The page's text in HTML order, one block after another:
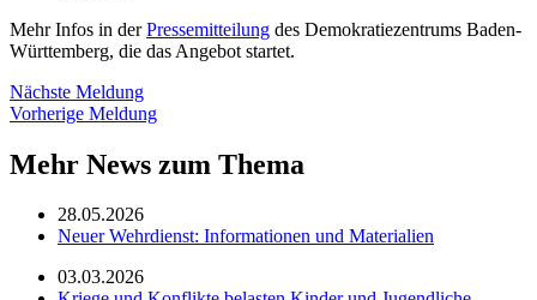
Mehr Infos in derPressemitteilung des Demokratiezentrums Baden-
Württemberg, die das Angebot startet.
Nächste Meldung
Vorherige Meldung
Mehr News zum Thema
28.05.2026
Neuer Wehrdienst: Informationen und Materialien
03.03.2026